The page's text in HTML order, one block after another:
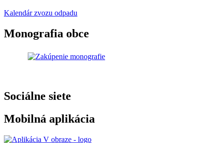
Kalendár zvozu odpadu
Monografia obce
Sociálne siete
Mobilná aplikácia